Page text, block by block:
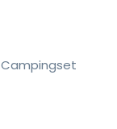
Campingset